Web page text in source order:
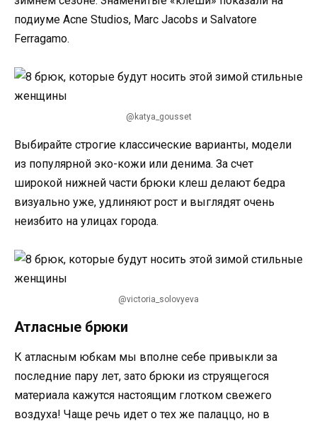
подиуме Acne Studios, Marc Jacobs и Salvatore
Ferragamo.
@katya_gousset
Выбирайте строгие классические варианты, модели
из популярной эко-кожи или денима. За счет
широкой нижней части брюки клеш делают бедра
визуально уже, удлиняют рост и выглядят очень
неизбито на улицах города.
@victoria_solovyeva
Атласные брюки
К атласным юбкам мы вполне себе привыкли за
последние пару лет, зато брюки из струящегося
материала кажутся настоящим глотком свежего
воздуха! Чаще речь идет о тех же палаццо, но в